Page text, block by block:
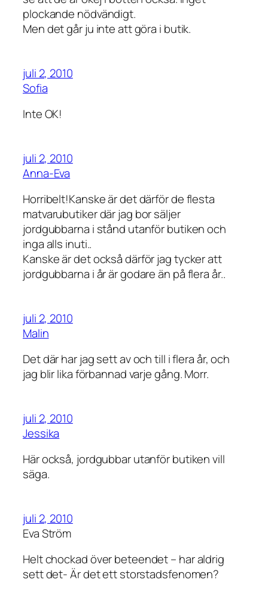
plockande nödvändigt.
Men det går ju inte att göra i butik.
juli 2, 2010
Sofia
Inte OK!
juli 2, 2010
Anna-Eva
Horribelt!Kanske är det därför de flesta
matvarubutiker där jag bor säljer
jordgubbarna i stånd utanför butiken och
inga alls inuti..
Kanske är det också därför jag tycker att
jordgubbarna i år är godare än på flera år..
juli 2, 2010
Malin
Det där har jag sett av och till i flera år, och
jag blir lika förbannad varje gång. Morr.
juli 2, 2010
Jessika
Här också, jordgubbar utanför butiken vill
säga.
juli 2, 2010
Eva Ström
Helt chockad över beteendet – har aldrig
sett det- Är det ett storstadsfenomen?